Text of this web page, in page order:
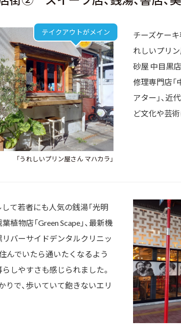
「うれしいプリン屋さん マハカラ」
テイクアウトがメイン
チーズケーキ
れしいプリン
砂屋 中目黒
修理専門店「
アター」、近
ど文化や芸
て若者にも人気の銭湯「光明
植物店「Green Scape」、最新機
リバーサイドデンタルクリニッ
んでいたら通いたくなるよう
しやすさも感じられました。
りで、歩いていて飽きないエリ